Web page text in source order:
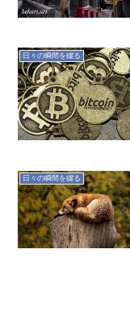
日々の瞬間を綴る
日々の瞬間を綴る